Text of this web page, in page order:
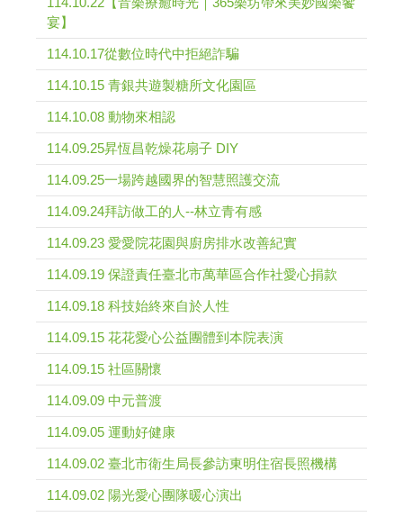
宴】
114.10.17從數位時代中拒絕詐騙
114.10.15 青銀共遊製糖所文化園區
114.10.08 動物來相認
114.09.25昇恆昌乾燥花扇子 DIY
114.09.25一場跨越國界的智慧照護交流
114.09.24拜訪做工的人--林立青有感
114.09.23 愛愛院花園與廚房排水改善紀實
114.09.19 保證責任臺北市萬華區合作社愛心捐款
114.09.18 科技始終來自於人性
114.09.15 花花愛心公益團體到本院表演
114.09.15 社區關懷
114.09.09 中元普渡
114.09.05 運動好健康
114.09.02 臺北市衛生局長參訪東明住宿長照機構
114.09.02 陽光愛心團隊暖心演出